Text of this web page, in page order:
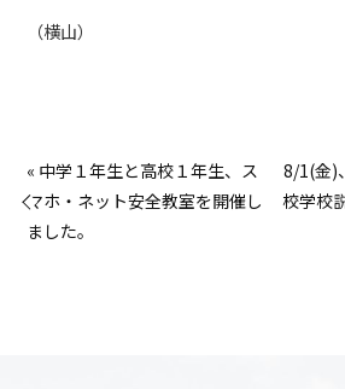
（横山）
« 中学１年生と高校１年生、ス
マホ・ネット安全教室を開催し
ました。
8/1(金)
校学校